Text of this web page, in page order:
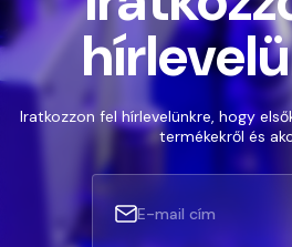
Iratkozzon fel hírlevelünkre, hogy
termékekről és